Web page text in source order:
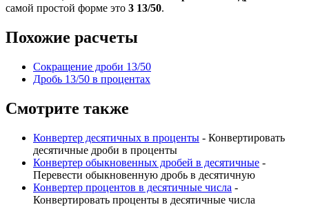
самой простой форме это 3 13/50.
Похожие расчеты
Сокращение дроби 13/50
Дробь 13/50 в процентах
Смотрите также
Конвертер десятичных в проценты - Конвертировать
десятичные дроби в проценты
Конвертер обыкновенных дробей в десятичные -
Перевести обыкновенную дробь в десятичную
Конвертер процентов в десятичные числа -
Конвертировать проценты в десятичные числа